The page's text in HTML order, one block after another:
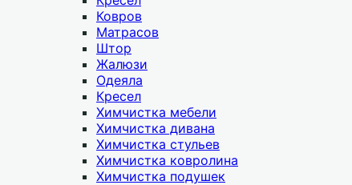
Ковров
Матрасов
Штор
Жалюзи
Одеяла
Кресел
Химчистка мебели
Химчистка дивана
Химчистка стульев
Химчистка ковролина
Химчистка подушек